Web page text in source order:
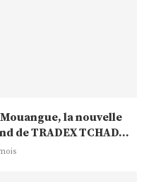
la nouvelle
de TRADEX TCHAD...